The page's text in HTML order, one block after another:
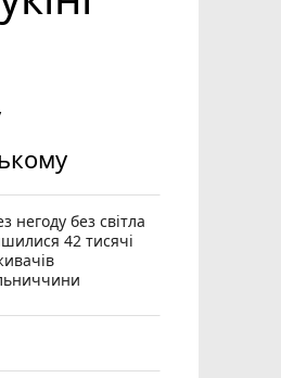
негоду без світла
42 тисячі